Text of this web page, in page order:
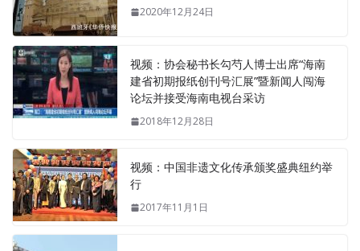
2020年12月24日
视频：协会秘书长勾芍人博士出席“海南
建省初期报纸创刊号汇展”暨新闻人闯海
论坛并接受海南电视台采访
2018年12月28日
视频：中国非遗文化传承颁奖盛典纽约举
行
2017年11月1日